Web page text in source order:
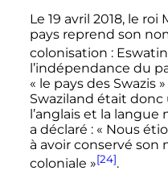
Le 19 avril 2018, le roi
pays reprend son
colonisation :
l’indépendance du
« le pays des Swazis
Swaziland était
l’anglais et la langue
a déclaré : « Nous
à avoir conservé son
coloniale »[24].